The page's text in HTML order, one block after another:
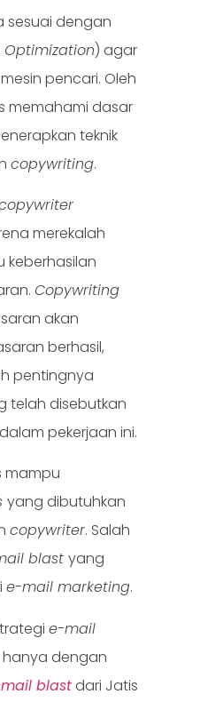
sesuai dengan
Optimization) agar
pencari. Oleh
memahami dasar
teknik
copywriting.
merekalah
keberhasilan
Copywriting
akan
berhasil,
pentingnya
telah disebutkan
pekerjaan ini.
mampu
yang dibutuhkan
copywriter. Salah
blast yang
e-mail marketing.
e-mail
dengan
blastdari Jatis